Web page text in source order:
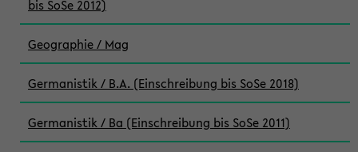
bis SoSe 2012)
Geographie / Mag
Germanistik / B.A. (Einschreibung bis SoSe 2018)
Germanistik / Ba (Einschreibung bis SoSe 2011)